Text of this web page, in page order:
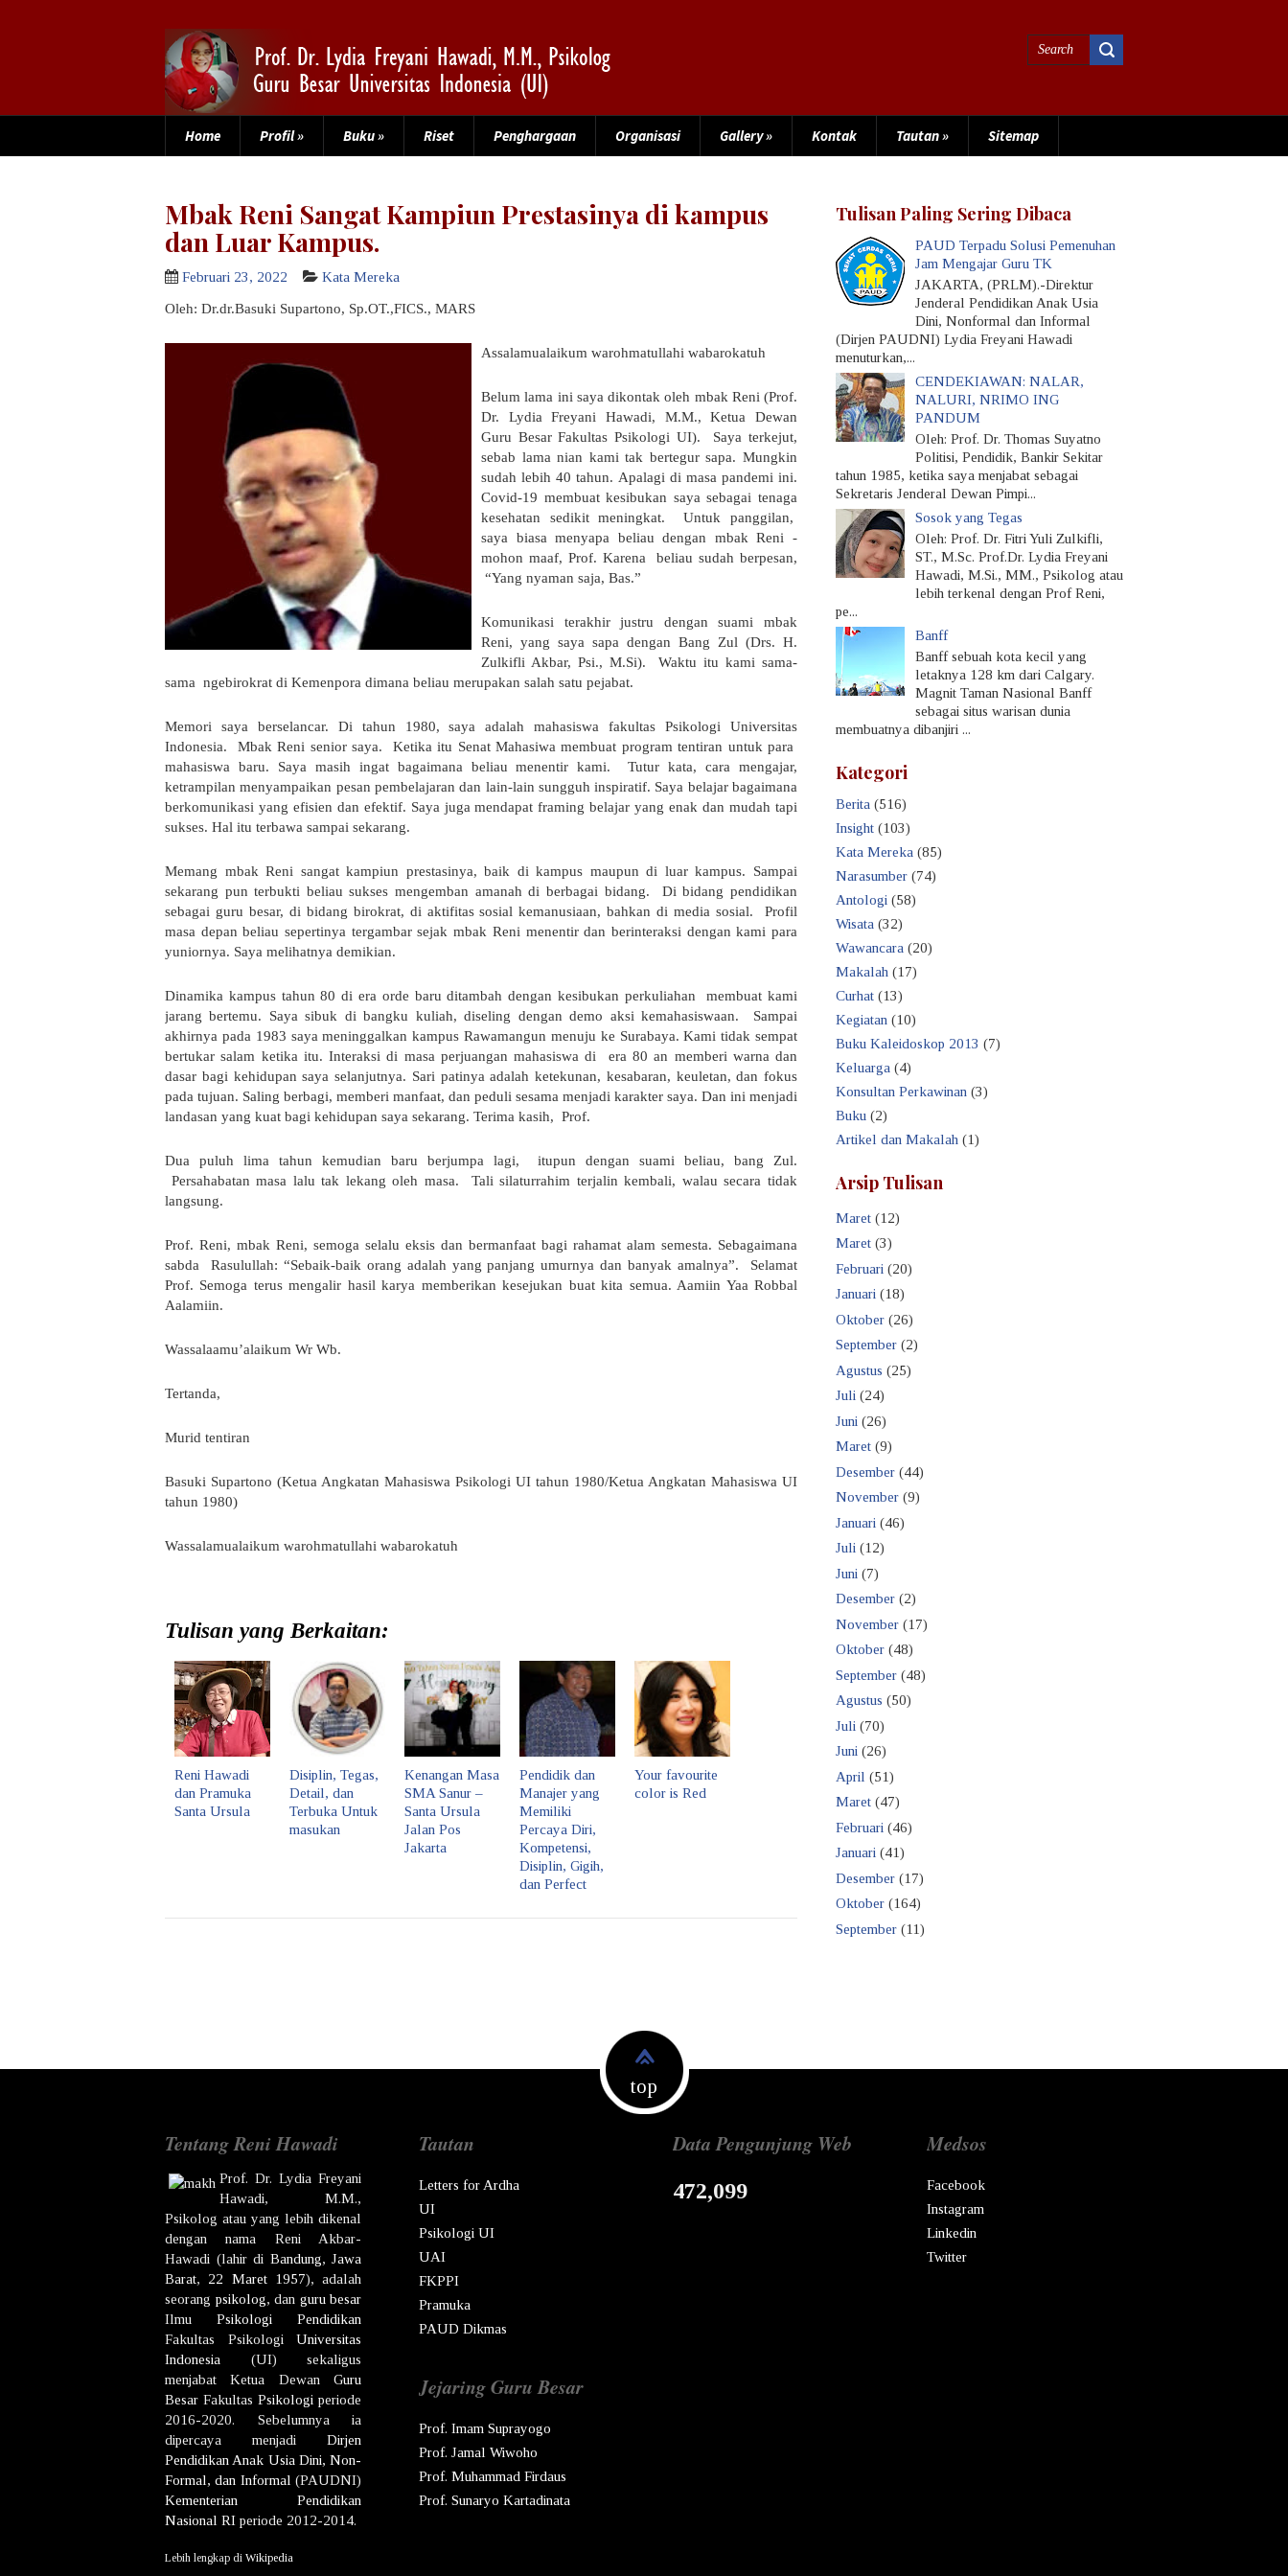
Home Profil» Buku» Riset Penghargaan Organisasi Gallery» Kontak Tautan» Sitemap
Mbak Reni Sangat Kampiun Prestasinya di kampus
dan Luar Kampus.
Februari 23, 2022 Kata Mereka
Oleh: Dr.dr.Basuki Supartono, Sp.OT.,FICS., MARS
Assalamualaikum warohmatullahi wabarokatuh
Belum lama ini saya dikontak oleh mbak Reni (Prof.
Dr. Lydia Freyani Hawadi, M.M., Ketua Dewan
Guru Besar Fakultas Psikologi UI).
Saya terkejut,
sebab lama nian kami tak bertegur sapa. Mungkin
sudah lebih 40 tahun. Apalagi di masa pandemi ini.
Covid-19 membuat kesibukan saya sebagai tenaga
kesehatan sedikit meningkat.
Untuk panggilan,
saya biasa menyapa beliau dengan mbak Reni -
mohon maaf, Prof. Karena
beliau sudah berpesan,
“Yang nyaman saja, Bas.”
Komunikasi terakhir justru dengan suami mbak
Reni, yang saya sapa dengan Bang Zul (Drs. H.
Zulkifli Akbar, Psi., M.Si).
Waktu itu kami sama-
sama ngebirokrat di Kemenpora dimana beliau merupakan salah satu pejabat.
Memori saya berselancar. Di tahun 1980, saya adalah mahasiswa fakultas Psikologi Universitas
Indonesia.
Mbak Reni senior saya. Ketika itu Senat Mahasiwa membuat programtentiran untuk para
mahasiswa baru. Saya masih ingat bagaimana beliaumenentir kami.
Tutur kata, cara mengajar,
ketrampilan menyampaikan pesan pembelajaran dan lain-lain sungguh inspiratif. Saya belajar bagaimana
berkomunikasi yang efisien dan efektif. Saya juga mendapatframing belajar yang enak dan mudah tapi
sukses. Hal itu terbawa sampai sekarang.
Memang mbak Reni sangat kampiun prestasinya, baik di kampus maupun di luar kampus. Sampai
sekarang pun terbukti beliau sukses mengemban amanah di berbagai bidang.
Di bidang pendidikan
sebagai guru besar, di bidang birokrat, di aktifitas sosial kemanusiaan, bahkan di media sosial.
Profil
masa depan beliau sepertinya tergambar sejak mbak Reni menentir dan berinteraksi dengan kami para
yuniornya. Saya melihatnya demikian.
Dinamika kampus tahun 80 di era orde baru ditambah dengan kesibukan perkuliahan
membuat kami
jarang bertemu. Saya sibuk di bangku kuliah, diseling dengan demo aksi kemahasiswaan.
Sampai
akhirnya pada 1983 saya meninggalkan kampus Rawamangun menuju ke Surabaya. Kami tidak sempat
bertukar salam ketika itu. Interaksi di masa perjuangan mahasiswa di
era 80 an memberi warna dan
dasar bagi kehidupan saya selanjutnya. Sari patinya adalah ketekunan, kesabaran, keuletan, dan fokus
pada tujuan. Saling berbagi, memberi manfaat, dan peduli sesama menjadi karakter saya. Dan ini menjadi
landasan yang kuat bagi kehidupan saya sekarang. Terima kasih, Prof.
Dua puluh lima tahun kemudian baru berjumpa lagi,
itupun dengan suami beliau, bang Zul.
Persahabatan masa lalu tak lekang oleh masa.
Tali silaturrahim terjalin kembali, walau secara tidak
langsung.
Prof. Reni, mbak Reni, semoga selalu eksis dan bermanfaat bagi rahamat alam semesta. Sebagaimana
sabda
Rasulullah: “Sebaik-baik orang adalah yang panjang umurnya dan banyak amalnya”.
Selamat
Prof. Semoga terus mengalir hasil karya memberikan kesejukan buat kita semua. Aamiin Yaa Robbal
Aalamiin.
Wassalaamu’alaikum Wr Wb.
Tertanda,
Murid tentiran
Basuki Supartono (Ketua Angkatan Mahasiswa Psikologi UI tahun 1980/Ketua Angkatan Mahasiswa UI
tahun 1980)
Wassalamualaikum warohmatullahi wabarokatuh
Tulisan yang Berkaitan:
Reni Hawadi
dan Pramuka
Santa Ursula
Disiplin, Tegas,
Detail, dan
Terbuka Untuk
masukan
Kenangan Masa
SMA Sanur –
Santa Ursula
Jalan Pos
Jakarta
Pendidik dan
Manajer yang
Memiliki
Percaya Diri,
Kompetensi,
Disiplin, Gigih,
dan Perfect
Your favourite
color is Red
Tulisan Paling Sering Dibaca
PAUD Terpadu Solusi Pemenuhan
Jam Mengajar Guru TK
JAKARTA, (PRLM).-Direktur
Jenderal Pendidikan Anak Usia
Dini, Nonformal dan Informal
(Dirjen PAUDNI) Lydia Freyani Hawadi
menuturkan,...
CENDEKIAWAN: NALAR,
NALURI, NRIMO ING
PANDUM
Oleh: Prof. Dr. Thomas Suyatno
Politisi, Pendidik, Bankir Sekitar
tahun 1985, ketika saya menjabat sebagai
Sekretaris Jenderal Dewan Pimpi...
Sosok yang Tegas
Oleh: Prof. Dr. Fitri Yuli Zulkifli,
ST., M.Sc. Prof.Dr. Lydia Freyani
Hawadi, M.Si., MM., Psikolog atau
lebih terkenal dengan Prof Reni,
pe...
Banff
Banff sebuah kota kecil yang
letaknya 128 km dari Calgary.
Magnit Taman Nasional Banff
sebagai situs warisan dunia
membuatnya dibanjiri ...
Kategori
Berita (516)
Insight (103)
Kata Mereka (85)
Narasumber (74)
Antologi (58)
Wisata (32)
Wawancara (20)
Makalah (17)
Curhat (13)
Kegiatan (10)
Buku Kaleidoskop 2013 (7)
Keluarga (4)
Konsultan Perkawinan (3)
Buku (2)
Artikel dan Makalah (1)
Arsip Tulisan
Maret (12)
Maret (3)
Februari (20)
Januari (18)
Oktober (26)
September (2)
Agustus (25)
Juli (24)
Juni (26)
Maret (9)
Desember (44)
November (9)
Januari (46)
Juli (12)
Juni (7)
Desember (2)
November (17)
Oktober (48)
September (48)
Agustus (50)
Juli (70)
Juni (26)
April (51)
Maret (47)
Februari (46)
Januari (41)
Desember (17)
Oktober (164)
September (11)
top
Tentang Reni Hawadi
Prof. Dr. Lydia Freyani
Hawadi, M.M.,
Psikolog atau yang lebih dikenal
dengan nama Reni Akbar-
Hawadi (lahir di Bandung, Jawa
Barat, 22 Maret 1957), adalah
seorang psikolog, dan guru besar
Ilmu Psikologi
Pendidikan
Fakultas Psikologi Universitas
Indonesia (UI) sekaligus
menjabat Ketua Dewan Guru
Besar Fakultas Psikologi periode
2016-2020. Sebelumnya ia
dipercaya menjadi Dirjen
Pendidikan Anak Usia Dini, Non-
Formal, dan Informal (PAUDNI)
Kementerian Pendidikan
Nasional RI periode 2012-2014.
Lebih lengkap di Wikipedia
Tautan
Letters for Ardha
UI
Psikologi UI
UAI
FKPPI
Pramuka
PAUD Dikmas
Jejaring Guru Besar
Prof. Imam Suprayogo
Prof. Jamal Wiwoho
Prof. Muhammad Firdaus
Prof. Sunaryo Kartadinata
Data Pengunjung Web
472,099
Medsos
Facebook
Instagram
Linkedin
Twitter